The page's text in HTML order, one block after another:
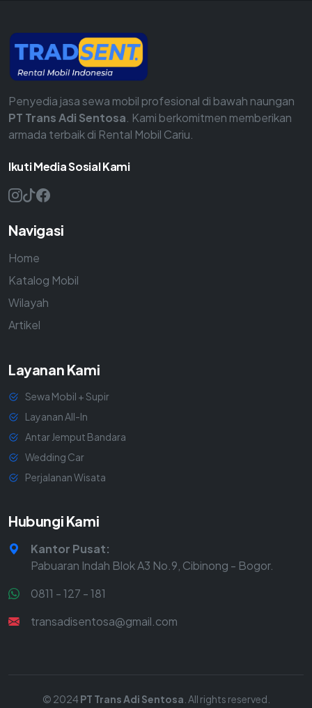
Penyedia jasa sewa mobil profesional di bawah naungan
PT Trans Adi Sentosa . Kami berkomitmen memberikan
armada terbaik di Rental Mobil Cariu.
Ikuti Media Sosial Kami
Navigasi
Home
Katalog Mobil
Wilayah
Artikel
Layanan Kami
Sewa Mobil + Supir
Layanan All-In
Antar Jemput Bandara
Wedding Car
Perjalanan Wisata
Hubungi Kami
Kantor Pusat:
Pabuaran Indah Blok A3 No.9, Cibinong - Bogor.
0811 - 127 - 181
transadisentosa@gmail.com
© 2024 PT Trans Adi Sentosa . All rights reserved.